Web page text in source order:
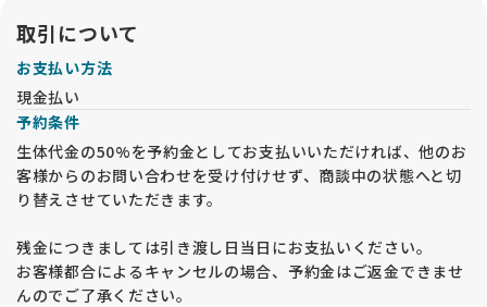
取引について
お支払い方法
現金払い
予約条件
生体代金の50%を予約金としてお支払いいただければ、他のお
客様からのお問い合わせを受け付けせず、商談中の状態へと切
り替えさせていただきます。
残金につきましては引き渡し日当日にお支払いください。
お客様都合によるキャンセルの場合、予約金はご返金できませ
んのでご了承ください。